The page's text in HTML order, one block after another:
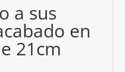
a sus
en
21cm